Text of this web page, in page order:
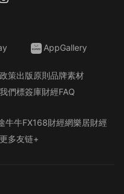
AppGallery
策出版原則品牌素材
們標簽庫財經FAQ
牛牛FX168財經網樂居財經
更多友链+